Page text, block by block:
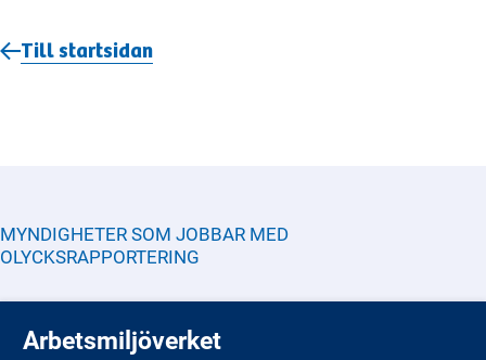
Till startsidan
MYNDIGHETER SOM JOBBAR MED
OLYCKSRAPPORTERING
Arbetsmiljöverket